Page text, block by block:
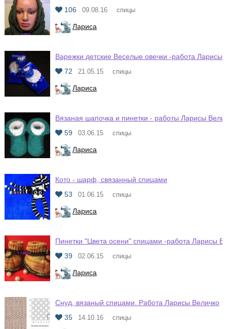
106
09.08.16 спицы
Лариса
Варежки детские Веселые овечки -работа Ларисы
72
21.05.15 спицы
Лариса
Вязаная шапочка и пинетки - работы Ларисы
59
03.06.15 спицы
Лариса
Кото - шарф, связанный спицами
53
01.06.15 спицы
Лариса
Пинетки "Цвета осени" спицами -работа Ларисы
39
02.06.15 спицы
Лариса
Снуд, вязаный спицами. Работа Ларисы Величко
35
14.10.16 спицы